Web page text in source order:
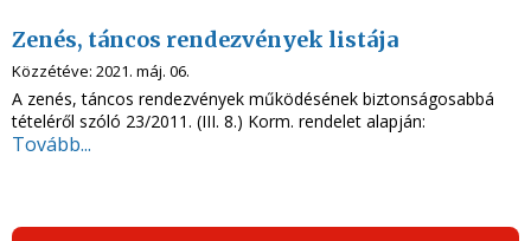
Zenés, táncos rendezvények listája
Közzétéve: 2021. máj. 06.
A zenés, táncos rendezvények működésének biztonságosabbá
tételéről szóló 23/2011. (III. 8.) Korm. rendelet alapján:
Tovább...